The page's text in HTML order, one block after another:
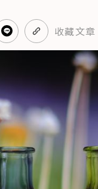
收藏文章